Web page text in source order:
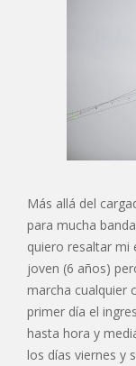
Más allá del
para mucha
quiero resaltar mi
joven (6 años)
marcha cualquier
primer día el
hasta hora y
los días viernes y